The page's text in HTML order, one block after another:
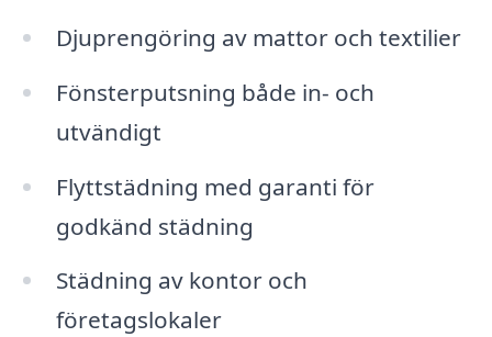
Djuprengöring av mattor och textilier
Fönsterputsning både in- och
utvändigt
Flyttstädning med garanti för
godkänd städning
Städning av kontor och
företagslokaler